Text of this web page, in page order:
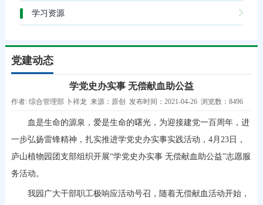
学习资源
党建动态
学党史办实事 无偿献血助公益
作者: 综合管理部 卜祥龙 来源：原创 发布时间：2021-04-26 浏览数：8496
血是生命的源泉，爱是生命的曙光，为迎接建党一百周年，进
一步弘扬雷锋精神，扎实推进学党史办实事实践活动，4月23日，
庐山植物园团支部组织开展“学党史办实事 无偿献血助公益”志愿服
务活动。
我园广大干部职工极响应活动号召，随着无偿献血活动开始，